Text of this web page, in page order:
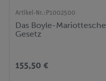
Artikel-Nr.: P1002500
Das Boyle-Mariottesche
Gesetz
155,50 €